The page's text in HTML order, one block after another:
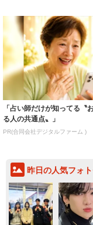
「占い師だけが知ってる〝
る人の共通点〟」
PR(合同会社デジタルファーム )
昨日の人気フォ